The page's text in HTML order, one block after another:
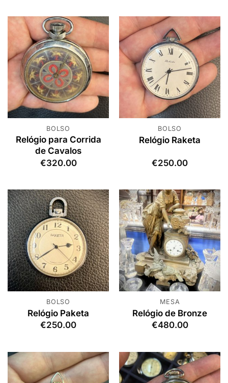
BOLSO
Relógio para Corrida
de Cavalos
€320.00
BOLSO
Relógio Raketa
€250.00
BOLSO
Relógio Paketa
€250.00
MESA
Relógio de Bronze
€480.00